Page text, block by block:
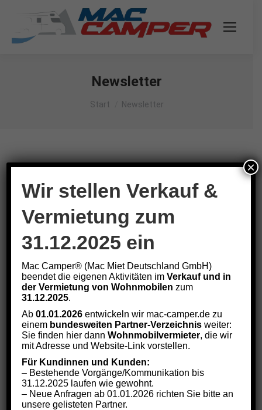
Newsletter
Sie befinden sich hier:
Start Newsletter
Vorname
E-Mail-Adresse
Hiermit akzeptiere ich die Datenschutzbestimmungen
Search:
Wir stellen Verkauf &
Vermietung zum
31.12.2025 ein
Mac Camper® (Mac Miet Deutschland GmbH)
beendet die eigenen Aktivitäten imVerkauf und in
der Vermietung von Wohnmobilen zum
31.12.2025.
Ab01.01.2026 entwickeln wir mac-camper.de zu
einem bundesweiten Partner-Verzeichnis weiter:
Sie finden hier dannWohnmobilvermieter, die wir
mit Adresse und Website-Link vorstellen.
Für Kundinnen und Kunden:
– Bestehende Vorgänge/Kommunikation bis
31.12.2025 laufen wie gewohnt.
– Neue Anfragen ab 01.01.2026 richten Sie bitte an
unsere gelisteten Partner.
×